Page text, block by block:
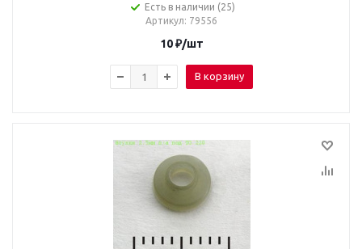
Есть в наличии (25)
Артикул: 79556
10₽/шт
В корзину